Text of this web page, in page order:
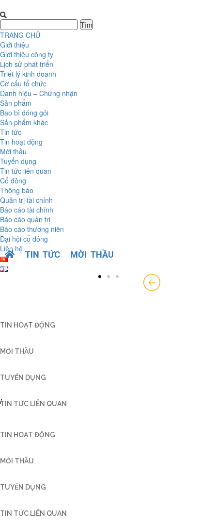
TRANG CHỦ
Giới thiệu
Giới thiệu công ty
Lịch sử phát triển
Triết lý kinh doanh
Cơ cấu tổ chức
Danh hiệu – Chứng nhận
Sản phẩm
Bao bì đóng gói
Sản phẩm khác
Tin tức
Tin hoạt động
Mời thầu
Tuyển dụng
Tin tức liên quan
Cổ đông
Thông báo
Quản trị tài chính
Báo cáo tài chính
Báo cáo quản trị
Báo cáo thường niên
Đại hội cổ đông
Liên hệ
> TIN TỨC MỜI THẦU
CẤP HẠT NHỰA PP TRÁNG PHỤC VỤ SẢN XUẤT
TIN HOẠT ĐỘNG
MỜI THẦU
TUYỂN DỤNG
TIN TỨC LIÊN QUAN
TIN HOẠT ĐỘNG
MỜI THẦU
TUYỂN DỤNG
TIN TỨC LIÊN QUAN